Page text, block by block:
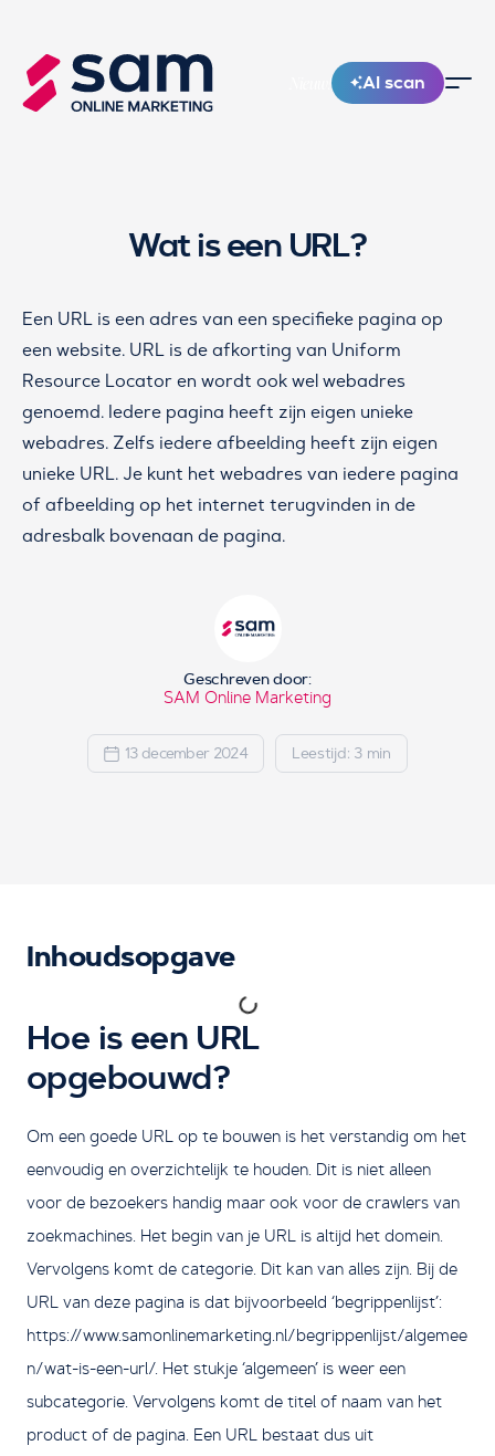
Nieuw! AI scan
Wat is een URL?
Een URL is een adres van een specifieke pagina op
een website. URL is de afkorting van Uniform
Resource Locator en wordt ook wel webadres
genoemd. Iedere pagina heeft zijn eigen unieke
webadres. Zelfs iedere afbeelding heeft zijn eigen
unieke URL. Je kunt het webadres van iedere pagina
of afbeelding op het internet terugvinden in de
adresbalk bovenaan de pagina.
Geschreven door:
SAM Online Marketing
13 december 2024 Leestijd: 3 min
Hoe is een URL
opgebouwd?
Om een goede URL op te bouwen is het verstandig om het
eenvoudig en overzichtelijk te houden. Dit is niet alleen
voor de bezoekers handig maar ook voor de crawlers van
zoekmachines. Het begin van je URL is altijd het domein.
Vervolgens komt de categorie. Dit kan van alles zijn. Bij de
URL van deze pagina is dat bijvoorbeeld ‘begrippenlijst’:
https://www.samonlinemarketing.nl/begrippenlijst/algemee
n/wat-is-een-url/. Het stukje ‘algemeen’ is weer een
subcategorie. Vervolgens komt de titel of naam van het
product of de pagina. Een URL bestaat dus uit
Inhoudsopgave